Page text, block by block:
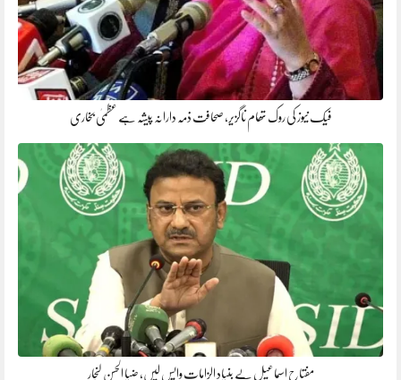
فیک نیوز کی روک تھام ناگزیر، صحافت ذمہ دارانہ پیشہ ہے عظمیٰ بخاری
مفتاح اسماعیل بے بنیاد الزامات واپس لیں، ضیا الحسن لنجار